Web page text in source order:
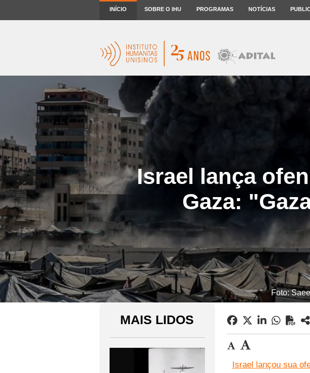
INÍCIO SOBRE O IHU PROGRAMAS NOTÍCIAS
Israel lança
Gaza:
Foto:
MAIS LIDOS
Israel lançou sua